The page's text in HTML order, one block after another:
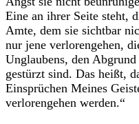
Eine an ihrer Seite steht,
Amte, dem sie sichtbar
nur jene verlorengehen,
Unglaubens, den
gestürzt sind. Das heißt,
Einsprüchen Meines
verlorengehen werden.“